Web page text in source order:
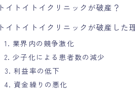
トイトイトイクリニックが破産？
トイトイトイクリニックが破産した
1. 業界内の競争激化
2. 少子化による患者数の減少
3. 利益率の低下
4. 資金繰りの悪化